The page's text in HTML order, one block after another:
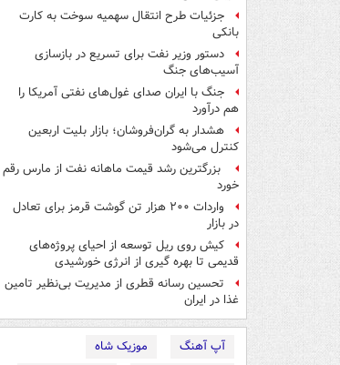
جزئیات طرح انتقال سهمیه سوخت به کارت
بانکی
دستور وزیر نفت برای تسریع در بازسازی
آسیب‌های جنگ
جنگ با ایران صدای غول‌های نفتی آمریکا را
هم درآورد
هشدار به گران‌فروشان؛ بازار بلیت اربعین
کنترل می‌شود
بزرگترین رشد قیمت ماهانه نفت از مارس رقم
خورد
واردات ۲۰۰ هزار تن گوشت قرمز برای تعادل
در بازار
کیش روی ریل توسعه از احیای پروژه‌های
قدیمی تا بهره گیری از انرژی خورشیدی
تحسین رسانه قطری از مدیریت بی‌نظیر تامین
غذا در ایران
آپ آهنگ موزیک شاه